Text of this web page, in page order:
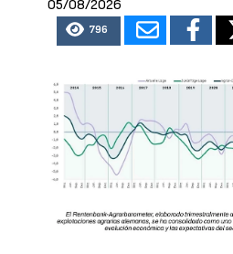
05/08/2026
796